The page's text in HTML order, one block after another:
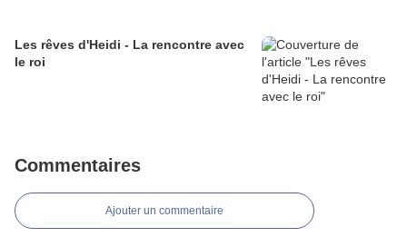
Les rêves d'Heidi - La rencontre avec
le roi
Commentaires
Ajouter un commentaire